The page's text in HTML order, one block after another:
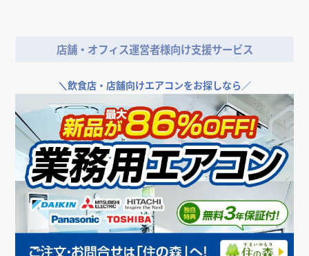
店舗・オフィス運営者様向け支援サービス
＼飲食店・店舗向けエアコンをお探しなら／